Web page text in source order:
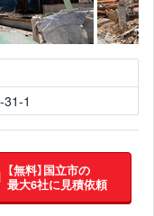
1
【無料】国立市の
最大6社に見積依頼